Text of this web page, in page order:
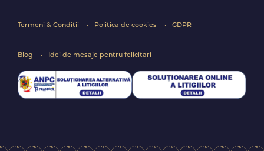
Termeni & Conditii Politica de cookies GDPR
Blog Idei de mesaje pentru felicitari